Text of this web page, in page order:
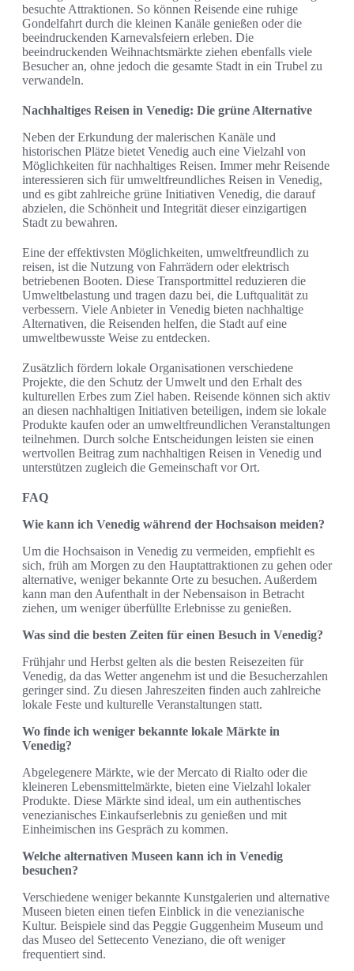
besuchte Attraktionen. So können Reisende eine ruhige
Gondelfahrt durch die kleinen Kanäle genießen oder die
beeindruckenden Karnevalsfeiern erleben. Die
beeindruckenden Weihnachtsmärkte ziehen ebenfalls viele
Besucher an, ohne jedoch die gesamte Stadt in ein Trubel zu
verwandeln.
Nachhaltiges Reisen in Venedig: Die grüne Alternative
Neben der Erkundung der malerischen Kanäle und
historischen Plätze bietet Venedig auch eine Vielzahl von
Möglichkeiten für nachhaltiges Reisen. Immer mehr Reisende
interessieren sich für umweltfreundliches Reisen in Venedig,
und es gibt zahlreiche grüne Initiativen Venedig, die darauf
abzielen, die Schönheit und Integrität dieser einzigartigen
Stadt zu bewahren.
Eine der effektivsten Möglichkeiten, umweltfreundlich zu
reisen, ist die Nutzung von Fahrrädern oder elektrisch
betriebenen Booten. Diese Transportmittel reduzieren die
Umweltbelastung und tragen dazu bei, die Luftqualität zu
verbessern. Viele Anbieter in Venedig bieten nachhaltige
Alternativen, die Reisenden helfen, die Stadt auf eine
umweltbewusste Weise zu entdecken.
Zusätzlich fördern lokale Organisationen verschiedene
Projekte, die den Schutz der Umwelt und den Erhalt des
kulturellen Erbes zum Ziel haben. Reisende können sich aktiv
an diesen nachhaltigen Initiativen beteiligen, indem sie lokale
Produkte kaufen oder an umweltfreundlichen Veranstaltungen
teilnehmen. Durch solche Entscheidungen leisten sie einen
wertvollen Beitrag zum nachhaltigen Reisen in Venedig und
unterstützen zugleich die Gemeinschaft vor Ort.
FAQ
Wie kann ich Venedig während der Hochsaison meiden?
Um die Hochsaison in Venedig zu vermeiden, empfiehlt es
sich, früh am Morgen zu den Hauptattraktionen zu gehen oder
alternative, weniger bekannte Orte zu besuchen. Außerdem
kann man den Aufenthalt in der Nebensaison in Betracht
ziehen, um weniger überfüllte Erlebnisse zu genießen.
Was sind die besten Zeiten für einen Besuch in Venedig?
Frühjahr und Herbst gelten als die besten Reisezeiten für
Venedig, da das Wetter angenehm ist und die Besucherzahlen
geringer sind. Zu diesen Jahreszeiten finden auch zahlreiche
lokale Feste und kulturelle Veranstaltungen statt.
Wo finde ich weniger bekannte lokale Märkte in
Venedig?
Abgelegenere Märkte, wie der Mercato di Rialto oder die
kleineren Lebensmittelmärkte, bieten eine Vielzahl lokaler
Produkte. Diese Märkte sind ideal, um ein authentisches
venezianisches Einkaufserlebnis zu genießen und mit
Einheimischen ins Gespräch zu kommen.
Welche alternativen Museen kann ich in Venedig
besuchen?
Verschiedene weniger bekannte Kunstgalerien und alternative
Museen bieten einen tiefen Einblick in die venezianische
Kultur. Beispiele sind das Peggie Guggenheim Museum und
das Museo del Settecento Veneziano, die oft weniger
frequentiert sind.